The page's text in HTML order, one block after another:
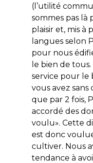
(l’utilité
sommes pas là
plaisir et, mis à
langues selon
pour nous
le bien de
service pour le
vous avez
que par 2 fois,
accordé des
voulu». Cette
est donc
cultiver. Nous
tendance à